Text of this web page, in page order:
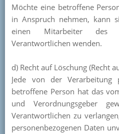
Möchte eine betroffene
in Anspruch nehmen, kann
einen Mitarbeiter des
Verantwortlichen wenden.
d) Recht auf Löschung (Recht
Jede von der Verarbeitung
betroffene Person hat das
und Verordnungsgeber
Verantwortlichen zu
personenbezogenen Daten